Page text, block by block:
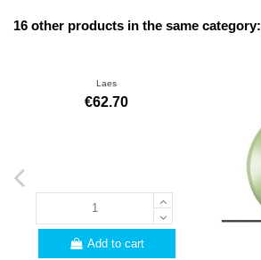
16 other products in the same category:
Laes
€62.70
Add to cart